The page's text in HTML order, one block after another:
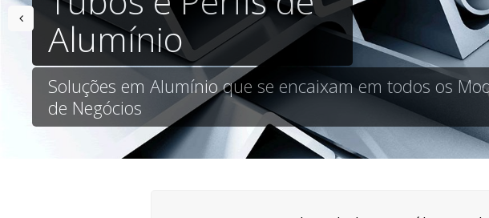
Alumínio
Soluções em Alumínio que se encaixam em todos os
de Negócios